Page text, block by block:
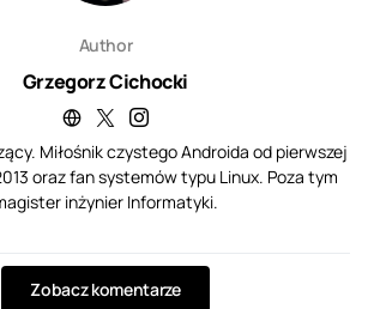
Author
Grzegorz Cichocki
Miłośnik czystego Androida od pierwszej
oraz fan systemów typu Linux. Poza tym
inżynier Informatyki.
Zobacz komentarze